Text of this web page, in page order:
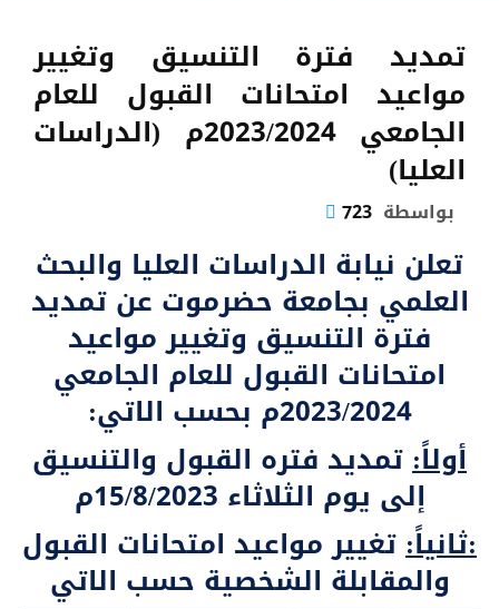
تمديد فترة التنسيق وتغيير
مواعيد امتحانات القبول للعام
الجامعي 2023/2024م (الدراسات
العليا)
بواسطة 723
تعلن نيابة الدراسات العليا والبحث
العلمي بجامعة حضرموت عن تمديد
فترة التنسيق وتغيير مواعيد
امتحانات القبول للعام الجامعي
2023/2024م بحسب الاتي:
أولاً:تمديد فتره القبول والتنسيق
إلى يوم الثلاثاء 15/8/2023م
:ثانياً:تغيير مواعيد امتحانات القبول
والمقابلة الشخصية حسب الاتي